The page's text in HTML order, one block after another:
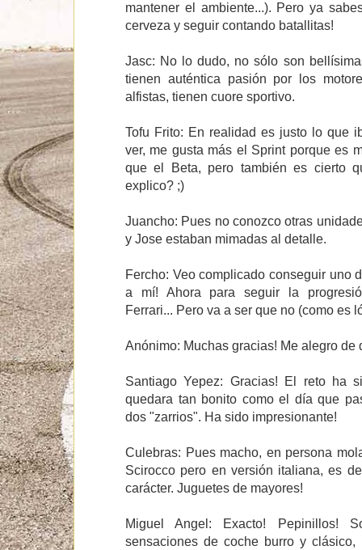
mantener el ambiente...). Pero ya
cerveza y seguir contando batallitas!
Jasc: No lo dudo, no sólo son
tienen auténtica pasión por los
alfistas, tienen cuore sportivo.
Tofu Frito: En realidad es justo lo que
ver, me gusta más el Sprint porque es
que el Beta, pero también es cierto
explico? ;)
Juancho: Pues no conozco otras
y Jose estaban mimadas al detalle.
Fercho: Veo complicado conseguir uno
a mí! Ahora para seguir la
Ferrari... Pero va a ser que no (como es
Anónimo: Muchas gracias! Me alegro de
Santiago Yepez: Gracias! El reto ha
quedara tan bonito como el día que
dos "zarrios". Ha sido impresionante!
Culebras: Pues macho, en persona
Scirocco pero en versión italiana, es
carácter. Juguetes de mayores!
Miguel Angel: Exacto! Pepinillos!
sensaciones de coche burro y